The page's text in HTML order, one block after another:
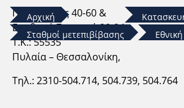
Αρχική
Σταθμοί μετεπιβίβασης
Ποσειδώνος 40-60 &
Ερυθρού Σταυρού 20-24,
Τ.Κ.: 55535
Πυλαία – Θεσσαλονίκη,
Τηλ.: 2310-504.714, 504.739, 504.764